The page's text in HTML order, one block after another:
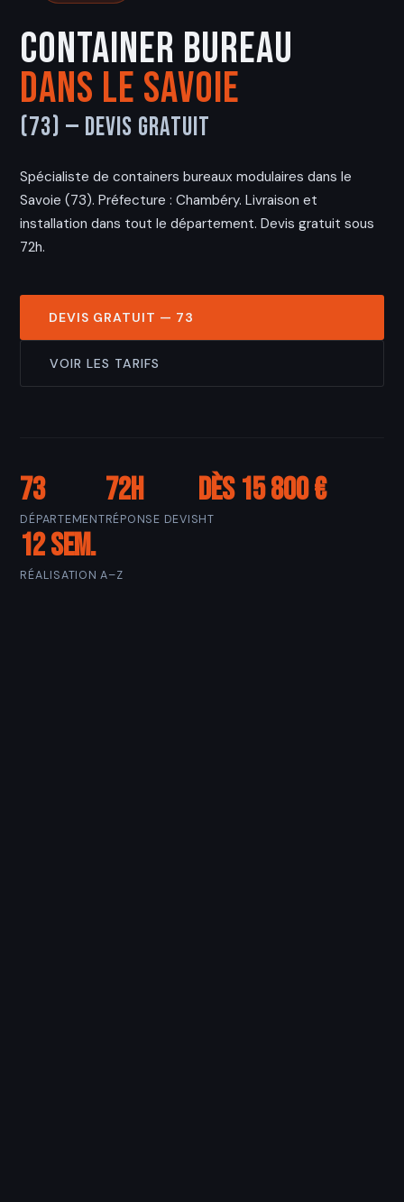
Container Bureau
dans le Savoie
(73) — Devis Gratuit
Spécialiste de containers bureaux modulaires dans le
Savoie (73). Préfecture : Chambéry. Livraison et
installation dans tout le département. Devis gratuit sous
72h.
DEVIS GRATUIT — 73
VOIR LES TARIFS
73
DÉPARTEMENT
72h
RÉPONSE DEVIS
Dès 15 800 €
HT
12 sem.
RÉALISATION A–Z